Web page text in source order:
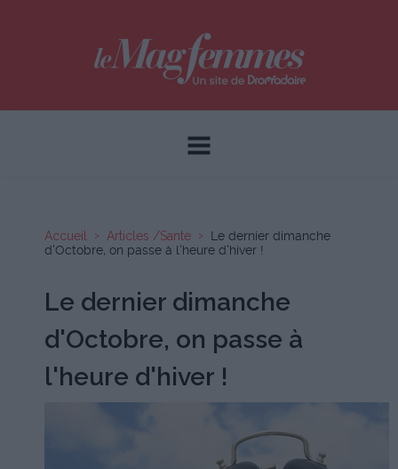
Accueil Articles /Sante
Le dernier dimanche
d'Octobre, on passe à l'heure d'hiver !
Le dernier dimanche
d'Octobre, on passe à
l'heure d'hiver !